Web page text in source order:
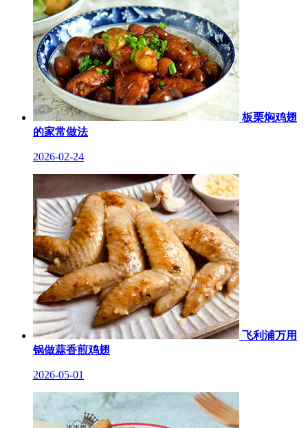
板栗焖鸡翅
的家常做法
2026-02-24
飞利浦万用
锅做蒜香煎鸡翅
2026-05-01